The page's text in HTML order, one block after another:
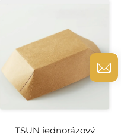
TSUN jednorázový